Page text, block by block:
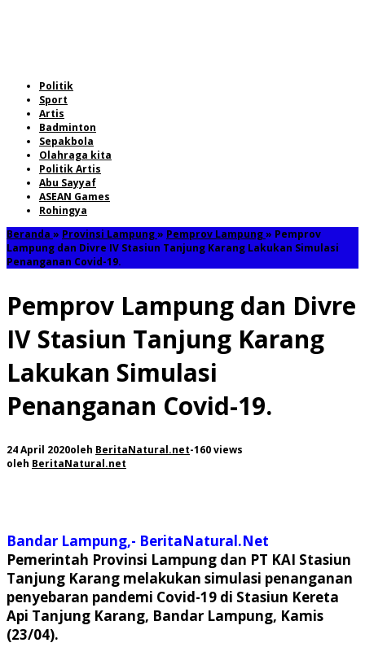
Politik
Sport
Artis
Badminton
Sepakbola
Olahraga kita
Politik Artis
Abu Sayyaf
ASEAN Games
Rohingya
Beranda » Provinsi Lampung» Pemprov Lampung» Pemprov
Lampung dan Divre IV Stasiun Tanjung Karang Lakukan Simulasi
Penanganan Covid-19.
Pemprov Lampung dan Divre
IV Stasiun Tanjung Karang
Lakukan Simulasi
Penanganan Covid-19.
24 April 2020oleh BeritaNatural.net-160 views
oleh BeritaNatural.net
Bandar Lampung,- BeritaNatural.Net
Pemerintah Provinsi Lampung dan PT KAI Stasiun
Tanjung Karang melakukan simulasi penanganan
penyebaran pandemi Covid-19 di Stasiun Kereta
Api Tanjung Karang, Bandar Lampung, Kamis
(23/04).